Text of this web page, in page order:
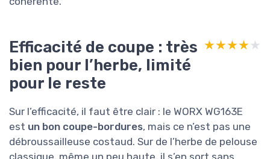
Efficacité de coupe : très
bien pour l’herbe, limité
pour le reste
★★★★★
★★★★★
Sur l’efficacité, il faut être clair : le WORX WG163E
est un bon coupe-bordures, mais ce n’est pas une
débroussailleuse costaud. Sur de l’herbe de pelouse
classique, même un peu haute, il s’en sort sans